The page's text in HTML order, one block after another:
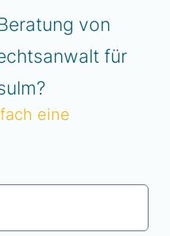
von
für
eine